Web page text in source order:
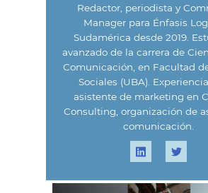
Redactor, periodista y
Manager para Énfasis
Sudamérica desde 2019.
avanzado de la carrera de
Comunicación, en Facultad
Sociales (UBA).
asistente de marketing en
Consulting, organización de
comunicación.